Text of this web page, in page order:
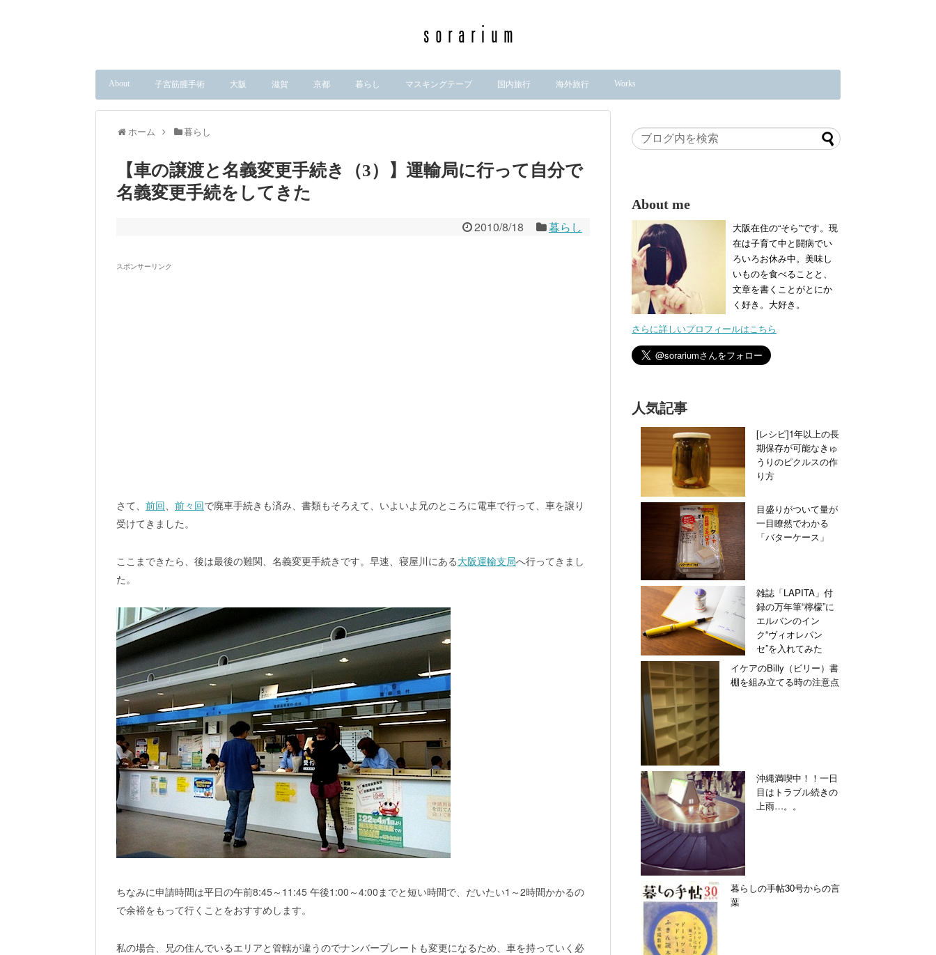
About 子宮筋腫手術 大阪 滋賀 京都 暮らし マスキングテープ 国内旅行 海外旅行 Works
ホーム 暮らし
【車の譲渡と名義変更手続き（3）】運輸局に行って自分で
名義変更手続をしてきた
2010/8/18 暮らし
スポンサーリンク
さて、 前回、 前々回で廃車手続きも済み、書類もそろえて、いよいよ兄のところに電車で行って、車を譲り
受けてきました。
ここまできたら、後は最後の難関、名義変更手続きです。早速、寝屋川にある大阪運輸支局へ行ってきまし
た。
ちなみに申請時間は平日の午前8:45～11:45 午後1:00～4:00までと短い時間で、だいたい1～2時間かかるの
で余裕をもって行くことをおすすめします。
私の場合、兄の住んでいるエリアと管轄が違うのでナンバープレートも変更になるため、車を持っていく必
About me
大阪在住の“そら”です。現
在は子育て中と闘病でい
ろいろお休み中。美味し
いものを食べることと、
文章を書くことがとにか
く好き。大好き。
さらに詳しいプロフィールはこちら
人気記事
[レシピ]1年以上の長
期保存が可能なきゅ
うりのピクルスの作
り方
目盛りがついて量が
一目瞭然でわかる
「バターケース」
雑誌「LAPITA」付
録の万年筆“檸檬”に
エルバンのイン
ク“ヴィオレパン
セ”を入れてみた
イケアのBilly（ビリー）書
棚を組み立てる時の注意点
沖縄満喫中！！一日
目はトラブル続きの
上雨…。。
暮らしの手帖30号からの言
葉